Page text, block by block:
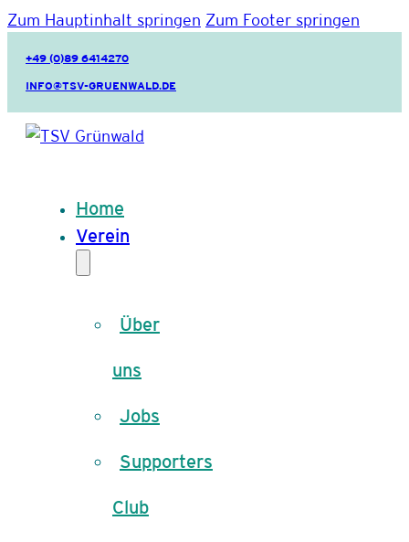
Zum Hauptinhalt springen Zum Footer springen
+49 (0)89 6414270
INFO@TSV-GRUENWALD.DE
Home
Verein
Über
uns
Jobs
Supporters
Club